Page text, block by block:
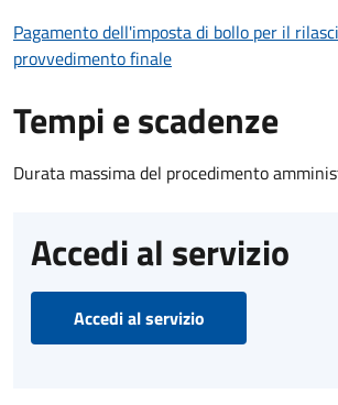
Pagamento dell'imposta di bollo per il
provvedimento finale
Tempi e scadenze
Durata massima del procedimento
Accedi al servizio
Accedi al servizio